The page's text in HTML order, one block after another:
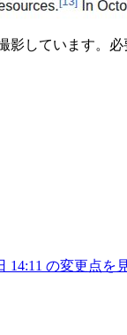
影しています。
14:11 の変更点を